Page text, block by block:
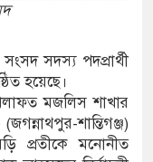
সদস্য পদপ্রার্থী
হয়েছে।
মজলিস শাখার
শান্তিগঞ্জ)
প্রতীকে মনোনীত